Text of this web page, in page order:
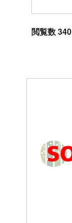
閲覧数 340